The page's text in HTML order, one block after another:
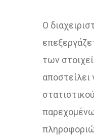
Ο
των
αποστείλει